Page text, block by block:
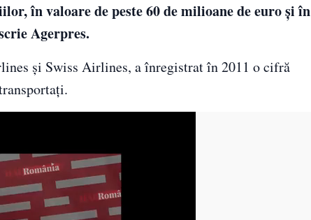
în valoare de peste 60 de milioane de euro şi în
Agerpres.
şi Swiss Airlines, a înregistrat în 2011 o cifră